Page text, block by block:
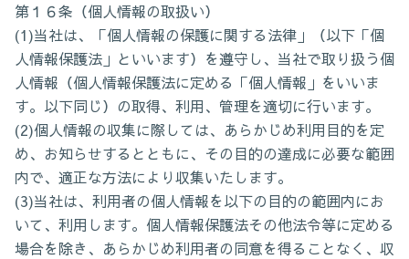
第１６条（個人情報の取扱い）
(1)当社は、「個人情報の保護に関する法律」（以下「個
人情報保護法」といいます）を遵守し、当社で取り扱う個
人情報（個人情報保護法に定める「個人情報」をいいま
す。以下同じ）の取得、利用、管理を適切に行います。
(2)個人情報の収集に際しては、あらかじめ利用目的を定
め、お知らせするとともに、その目的の達成に必要な範囲
内で、適正な方法により収集いたします。
(3)当社は、利用者の個人情報を以下の目的の範囲内にお
いて、利用します。個人情報保護法その他法令等に定める
場合を除き、あらかじめ利用者の同意を得ることなく、収